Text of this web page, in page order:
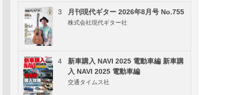
3 月刊現代ギター 2026年8月号 No.755
株式会社現代ギター社
4
新車購入 NAVI 2025 電動車編 新車購
入 NAVI 2025 電動車編
交通タイムス社